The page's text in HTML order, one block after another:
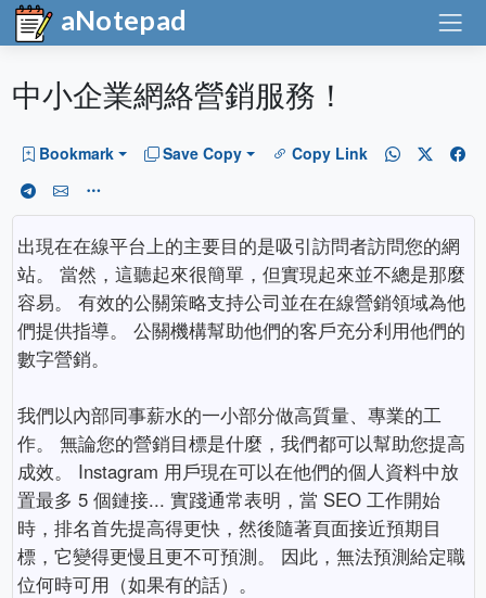
aNotepad
中小企業網絡營銷服務！
Bookmark Save Copy Copy Link
出現在在線平台上的主要目的是吸引訪問者訪問您的網
站。 當然，這聽起來很簡單，但實現起來並不總是那麼
容易。 有效的公關策略支持公司並在在線營銷領域為他
們提供指導。 公關機構幫助他們的客戶充分利用他們的
數字營銷。
我們以內部同事薪水的一小部分做高質量、專業的工
作。 無論您的營銷目標是什麼，我們都可以幫助您提高
成效。 Instagram 用戶現在可以在他們的個人資料中放
置最多 5 個鏈接... 實踐通常表明，當 SEO 工作開始
時，排名首先提高得更快，然後隨著頁面接近預期目
標，它變得更慢且更不可預測。 因此，無法預測給定職
位何時可用（如果有的話）。